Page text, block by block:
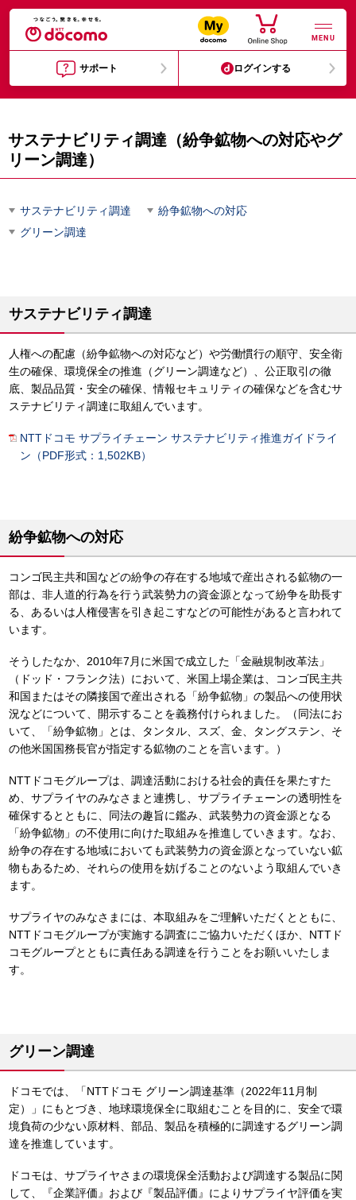
MENU
サポート ログインする
サステナビリティ調達（紛争鉱物への対応やグ
リーン調達）
サステナビリティ調達
紛争鉱物への対応
グリーン調達
サステナビリティ調達
人権への配慮（紛争鉱物への対応など）や労働慣行の順守、安全衛
生の確保、環境保全の推進（グリーン調達など）、公正取引の徹
底、製品品質・安全の確保、情報セキュリティの確保などを含むサ
ステナビリティ調達に取組んでいます。
NTTドコモ サプライチェーン サステナビリティ推進ガイドライ
ン（PDF形式：1,502KB）
紛争鉱物への対応
コンゴ民主共和国などの紛争の存在する地域で産出される鉱物の一
部は、非人道的行為を行う武装勢力の資金源となって紛争を助長す
る、あるいは人権侵害を引き起こすなどの可能性があると言われて
います。
そうしたなか、2010年7月に米国で成立した「金融規制改革法」
（ドッド・フランク法）において、米国上場企業は、コンゴ民主共
和国またはその隣接国で産出される「紛争鉱物」の製品への使用状
況などについて、開示することを義務付けられました。（同法にお
いて、「紛争鉱物」とは、タンタル、スズ、金、タングステン、そ
の他米国国務長官が指定する鉱物のことを言います。）
NTTドコモグループは、調達活動における社会的責任を果たすた
め、サプライヤのみなさまと連携し、サプライチェーンの透明性を
確保するとともに、同法の趣旨に鑑み、武装勢力の資金源となる
「紛争鉱物」の不使用に向けた取組みを推進していきます。なお、
紛争の存在する地域においても武装勢力の資金源となっていない鉱
物もあるため、それらの使用を妨げることのないよう取組んでいき
ます。
サプライヤのみなさまには、本取組みをご理解いただくとともに、
NTTドコモグループが実施する調査にご協力いただくほか、NTTド
コモグループとともに責任ある調達を行うことをお願いいたしま
す。
グリーン調達
ドコモでは、「NTTドコモ グリーン調達基準（2022年11月制
定）」にもとづき、地球環境保全に取組むことを目的に、安全で環
境負荷の少ない原材料、部品、製品を積極的に調達するグリーン調
達を推進しています。
ドコモは、サプライヤさまの環境保全活動および調達する製品に関
して、『企業評価』および『製品評価』によりサプライヤ評価を実